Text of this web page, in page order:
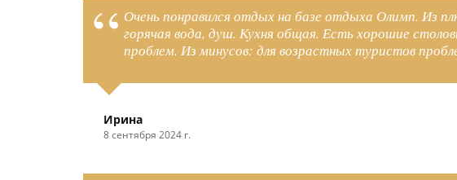
Очень понравился отдых на базе отдыха Олимп. Из
горячая вода, душ. Кухня общая. Есть хорошие
проблем. Из минусов: для возрастных туристов
Ирина
8 сентября 2024 г.